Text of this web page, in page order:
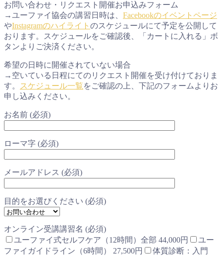
お問い合わせ・リクエスト開催お申込みフォーム
→ユーファイ協会の講習日時は、 Facebookのイベントページ
やInstagramのハイライト のスケジュールにて予定を公開して
おります。スケジュールをご確認後、「カートに入れる」ボ
タンよりご決済ください。
希望の日時に開催されていない場合
→空いている日程にてのリクエスト開催を受け付けておりま
す。
スケジュール一覧をご確認の上、下記のフォームよりお
申し込みください。
お名前 (必須)
ローマ字 (必須)
メールアドレス (必須)
目的をお選びください (必須)
オンライン受講講習名 (必須)
ユーファイ式セルフケア（12時間）全部 44,000円
ユー
ファイガイドライン（6時間） 27,500円
体質診断：入門